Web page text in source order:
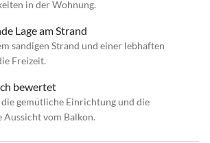
in der Wohnung.
Lage am Strand
sandigen Strand und einer lebhaften
Freizeit.
bewertet
die gemütliche Einrichtung und die
Aussicht vom Balkon.